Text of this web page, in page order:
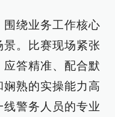
绕业务工作核心
。比赛现场紧张
答精准、配合默
熟的实操能力高
警务人员的专业